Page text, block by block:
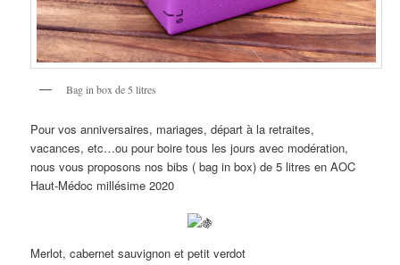
Bag in box de 5 litres
Pour vos anniversaires, mariages, départ à la retraites,
vacances, etc…ou pour boire tous les jours avec modération,
nous vous proposons nos bibs ( bag in box) de 5 litres en AOC
Haut-Médoc millésime 2020
Merlot, cabernet sauvignon et petit verdot